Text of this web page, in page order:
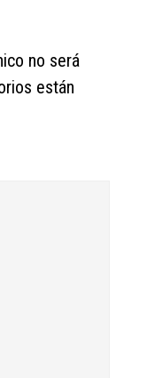
no será
están